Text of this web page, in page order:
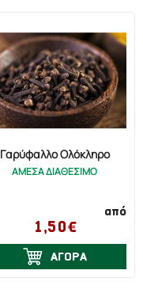
Γαρύφαλλο Ολόκληρο
ΑΜΕΣΑ ΔΙΑΘΕΣΙΜΟ
από
1,50€
ΑΓΟΡΑ